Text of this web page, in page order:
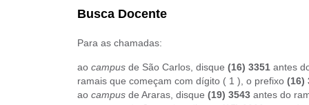
c
ê
s
t
á
a
Busca Docente
Para as chamadas:
ao campus de São Carlos, disque (16) 3351 antes
ramais que começam com dígito ( 1 ), o prefixo (16)
ao campus de Araras, disque (19) 3543 antes do